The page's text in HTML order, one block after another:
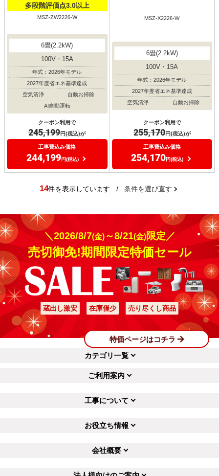
多段階評価点3.0以上
MSZ-ZW2226-W
6畳(2.2kW)
100V・15A
年式：2026年モデル
2027年度省エネ基準達成
空気清浄
自動お掃除
AI自動運転
クーポン利用で
245,199円(税込)が
工事費込み価格
244,199円(税込)
MSZ-X2226-W
6畳(2.2kW)
100V・15A
年式：2026年モデル
2027年度省エネ基準達成
空気清浄
自動お掃除
クーポン利用で
255,170円(税込)が
工事費込み価格
254,170円(税込)
14件を表示しています / 条件を選び直す
＼2026/8/7(金)～8/21(金)限定／
売切御免!期間限定特価セール
蔵出し激安 在庫僅少 売り尽くし商品
特価ページはコチラ
カテゴリ一覧
ご利用案内
工事について
お役立ち情報
会社概要